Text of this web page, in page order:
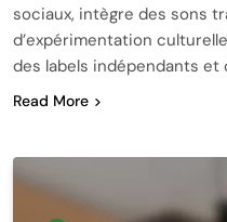
sociaux, intègre des sons
d’expérimentation
des labels indépendants et
Read More